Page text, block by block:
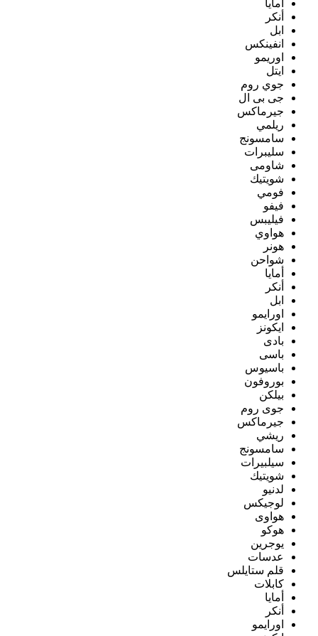
أمايا
أنكر
ابل
انفينكس
اوريمو
ايتل
جوي روم
جى بى ال
جيرماكس
ريلمي
سامسونج
سليبرات
شاومى
شويتيك
فومي
فيفو
فيليبس
هواوي
هونر
شواحن
أمايا
أنكر
ابل
اورايمو
ايكونز
بادى
باسى
باسيوس
بوروفون
بيلكن
جوى روم
جيرماكس
ريشي
سامسونج
سيلبيرات
شويتيك
لدنيو
لوجيكس
هواوى
هوكو
يوجرين
عدسات
قلم ستايلس
كابلات
أمايا
أنكر
اورايمو